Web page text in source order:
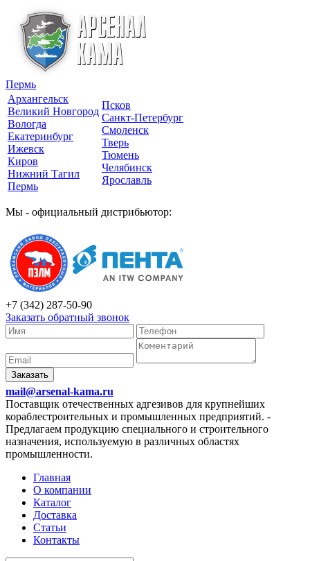
Пермь
Архангельск
Великий Новгород
Вологда
Екатеринбург
Ижевск
Киров
Нижний Тагил
Пермь
Псков
Санкт-Петербург
Смоленск
Тверь
Тюмень
Челябинск
Ярославль
Мы - официальный дистрибьютор:
+7 (342) 287-50-90
Заказать обратный звонок
Заказать
mail@arsenal-kama.ru
Поставщик отечественных адгезивов для крупнейших
кораблестроительных и промышленных предприятий. -
Предлагаем продукцию специального и строительного
назначения, используемую в различных областях
промышленности.
Главная
О компании
Каталог
Доставка
Статьи
Контакты